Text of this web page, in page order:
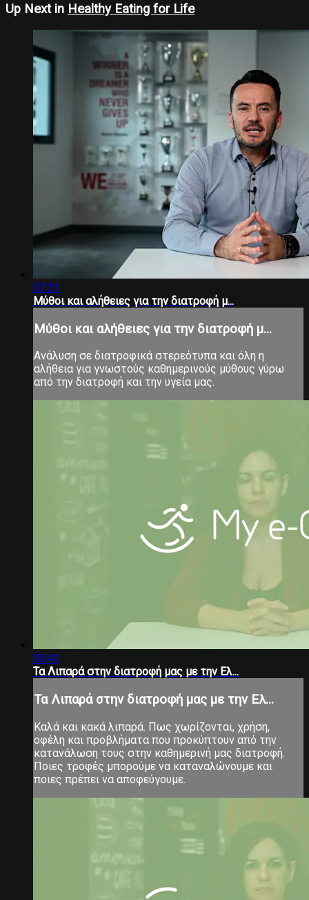
Up Next in Healthy Eating for Life
07:31
Μύθοι και αλήθειες για την διατροφή μ...
Μύθοι και αλήθειες για την διατροφή μ...
Ανάλυση σε διατροφικά στερεότυπα και όλη η
αλήθεια για γνωστούς καθημερινούς μύθους γύρω
από την διατροφή και την υγεία μας.
05:41
Τα Λιπαρά στην διατροφή μας με την Ελ...
Τα Λιπαρά στην διατροφή μας με την Ελ...
Καλά και κακά λιπαρά. Πως χωρίζονται, χρήση,
οφέλη και προβλήματα που προκύπτουν από την
κατανάλωση τους στην καθημερινή μας διατροφή.
Ποιες τροφές μπορούμε να καταναλώνουμε και
ποιες πρέπει να αποφεύγουμε.